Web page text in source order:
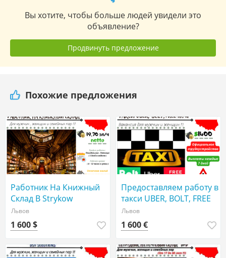
Вы хотите, чтобы больше людей увидели это
объявление?
Продвинуть предложение
Похожие предложения
Работник На Книжный
Склад В Strykow
Львов
1 600 $
Предоставляем работу в
такси UBER, BOLT, FREE
NOW г. Варшава
Львов
1 600 €